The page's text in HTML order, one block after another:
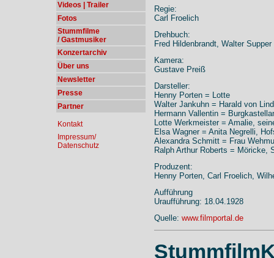
Videos | Trailer
Fotos
Stummfilme
/ Gastmusiker
Konzertarchiv
Über uns
Newsletter
Presse
Partner
Kontakt
Impressum/
Datenschutz
Regie:
Carl Froelich
Drehbuch:
Fred Hildenbrandt, Walter Supper
Kamera:
Gustave Preiß
Darsteller:
Henny Porten = Lotte
Walter Jankuhn = Harald von
Hermann Vallentin =
Lotte Werkmeister = Amalie,
Elsa Wagner = Anita Negrelli,
Alexandra Schmitt = Frau
Ralph Arthur Roberts = Möricke,
Produzent:
Henny Porten, Carl Froelich,
Aufführung
Uraufführung: 18.04.1928
Quelle: www.filmportal.de